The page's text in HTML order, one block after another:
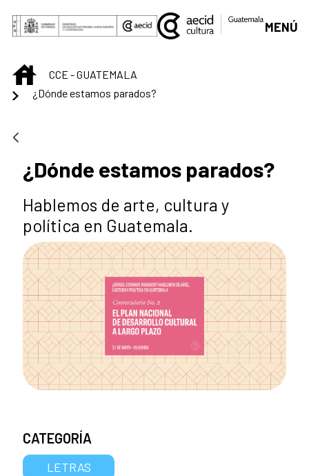
Saltar al contenido principal
MENÚ
INICIOCCE - GUATEMALA
¿Dónde estamos parados?
¿Dónde estamos parados?
Hablemos de arte, cultura y
política en Guatemala.
CATEGORÍA
LETRAS